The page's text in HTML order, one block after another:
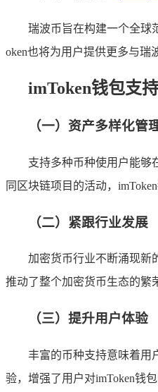
瑞波币旨在构建一个全球
oken也将为用户提供更多与瑞
imToken钱包支
（一）资产多样化管
支持多种币种使用户能够
同区块链项目的活动，
（二）紧跟行业发展
加密货币行业不断涌现新
推动了整个加密货币生态的繁
（三）提升用户体验
丰富的币种支持意味着用
验，增强了用户对imToken钱